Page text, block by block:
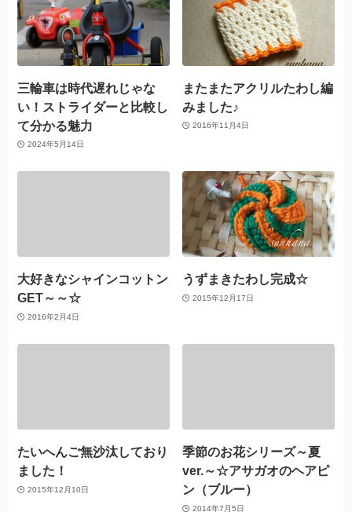
三輪車は時代遅れじゃな
い！ストライダーと比較し
て分かる魅力
2024年5月14日
またまたアクリルたわし編
みました♪
2016年11月4日
大好きなシャインコットン
GET～～☆
2016年2月4日
うずまきたわし完成☆
2015年12月17日
たいへんご無沙汰しており
ました！
2015年12月10日
季節のお花シリーズ～夏
ver.～☆アサガオのヘアピ
ン（ブルー）
2014年7月5日